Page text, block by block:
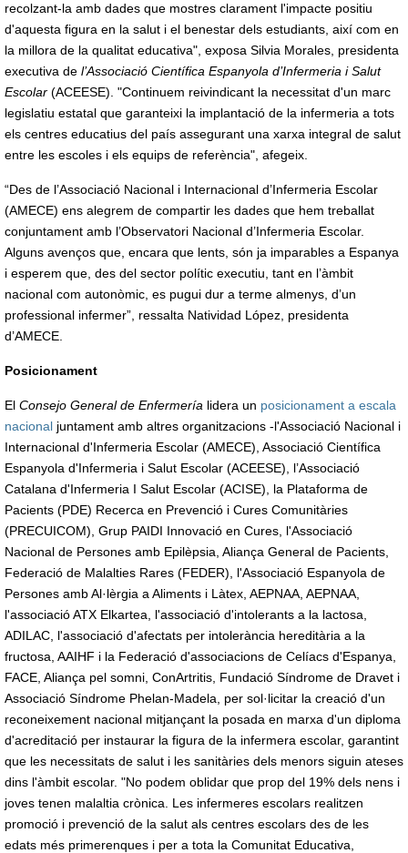
recolzant-la amb dades que mostres clarament l'impacte positiu
d'aquesta figura en la salut i el benestar dels estudiants, així com en
la millora de la qualitat educativa", exposa Silvia Morales, presidenta
executiva de l’Associació Científica Espanyola d’Infermeria i Salut
Escolar (ACEESE). "Continuem reivindicant la necessitat d'un marc
legislatiu estatal que garanteixi la implantació de la infermeria a tots
els centres educatius del país assegurant una xarxa integral de salut
entre les escoles i els equips de referència", afegeix.
“Des de l’Associació Nacional i Internacional d’Infermeria Escolar
(AMECE) ens alegrem de compartir les dades que hem treballat
conjuntament amb l’Observatori Nacional d’Infermeria Escolar.
Alguns avenços que, encara que lents, són ja imparables a Espanya
i esperem que, des del sector polític executiu, tant en l’àmbit
nacional com autonòmic, es pugui dur a terme almenys, d’un
professional infermer”, ressalta Natividad López, presidenta
d’AMECE.
Posicionament
El Consejo General de Enfermería lidera un posicionament a escala
nacional juntament amb altres organitzacions -l'Associació Nacional i
Internacional d'Infermeria Escolar (AMECE), Associació Científica
Espanyola d'Infermeria i Salut Escolar (ACEESE), l’Associació
Catalana d'Infermeria I Salut Escolar (ACISE), la Plataforma de
Pacients (PDE) Recerca en Prevenció i Cures Comunitàries
(PRECUICOM), Grup PAIDI Innovació en Cures, l'Associació
Nacional de Persones amb Epilèpsia, Aliança General de Pacients,
Federació de Malalties Rares (FEDER), l'Associació Espanyola de
Persones amb Al·lèrgia a Aliments i Làtex, AEPNAA, AEPNAA,
l'associació ATX Elkartea, l'associació d'intolerants a la lactosa,
ADILAC, l'associació d'afectats per intolerància hereditària a la
fructosa, AAIHF i la Federació d'associacions de Celíacs d'Espanya,
FACE, Aliança pel somni, ConArtritis, Fundació Síndrome de Dravet i
Associació Síndrome Phelan-Madela, per sol·licitar la creació d'un
reconeixement nacional mitjançant la posada en marxa d'un diploma
d'acreditació per instaurar la figura de la infermera escolar, garantint
que les necessitats de salut i les sanitàries dels menors siguin ateses
dins l'àmbit escolar. "No podem oblidar que prop del 19% dels nens i
joves tenen malaltia crònica. Les infermeres escolars realitzen
promoció i prevenció de la salut als centres escolars des de les
edats més primerenques i per a tota la Comunitat Educativa,